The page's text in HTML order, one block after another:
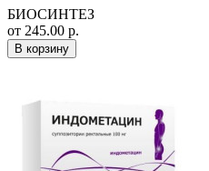
БИОСИНТЕЗ
от 245.00 р.
В корзину